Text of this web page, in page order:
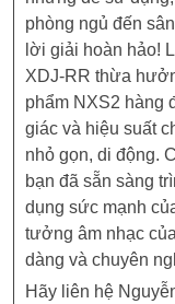
phòng ngủ đến
lời giải hoàn hảo!
XDJ-RR thừa
phẩm NXS2 hàng
giác và hiệu suất
nhỏ gọn, di động.
bạn đã sẵn sàng
dụng sức mạnh
tưởng âm nhạc
dàng và chuyên
Hãy liên hệ